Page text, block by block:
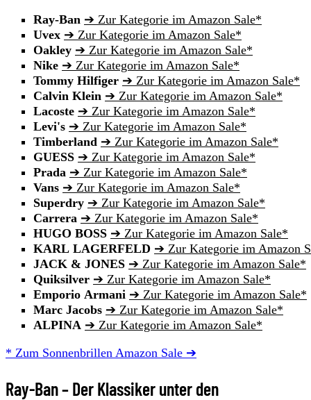
Ray-Ban ➔ Zur Kategorie im Amazon Sale*
Uvex ➔ Zur Kategorie im Amazon Sale*
Oakley ➔ Zur Kategorie im Amazon Sale*
Nike ➔ Zur Kategorie im Amazon Sale*
Tommy Hilfiger ➔ Zur Kategorie im Amazon Sale*
Calvin Klein ➔ Zur Kategorie im Amazon Sale*
Lacoste ➔ Zur Kategorie im Amazon Sale*
Levi's ➔ Zur Kategorie im Amazon Sale*
Timberland ➔ Zur Kategorie im Amazon Sale*
GUESS ➔ Zur Kategorie im Amazon Sale*
Prada ➔ Zur Kategorie im Amazon Sale*
Vans ➔ Zur Kategorie im Amazon Sale*
Superdry ➔ Zur Kategorie im Amazon Sale*
Carrera ➔ Zur Kategorie im Amazon Sale*
HUGO BOSS ➔ Zur Kategorie im Amazon Sale*
KARL LAGERFELD ➔ Zur Kategorie im Amazon
JACK & JONES ➔ Zur Kategorie im Amazon Sale*
Quiksilver ➔ Zur Kategorie im Amazon Sale*
Emporio Armani ➔ Zur Kategorie im Amazon Sale*
Marc Jacobs ➔ Zur Kategorie im Amazon Sale*
ALPINA ➔ Zur Kategorie im Amazon Sale*
* Zum Sonnenbrillen Amazon Sale ➔
Ray-Ban – Der Klassiker unter den